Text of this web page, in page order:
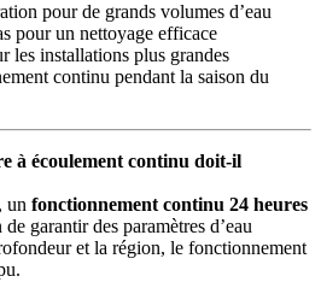
pour de grands volumes d’eau
pour un nettoyage efficace
les installations plus grandes
continu pendant la saison du
à écoulement continu doit-il
un fonctionnement continu 24 heures
garantir des paramètres d’eau
et la région, le fonctionnement